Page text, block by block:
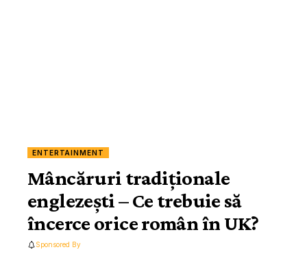
ENTERTAINMENT
Mâncăruri tradiționale
englezești – Ce trebuie să
încerce orice român în UK?
Sponsored By